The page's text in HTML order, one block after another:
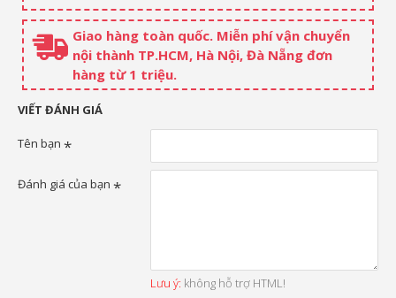
Giao hàng toàn quốc. Miễn phí vận chuyển
nội thành TP.HCM, Hà Nội, Đà Nẵng đơn
hàng từ 1 triệu.
VIẾT ĐÁNH GIÁ
Tên bạn
Đánh giá của bạn
Lưu ý: không hỗ trợ HTML!